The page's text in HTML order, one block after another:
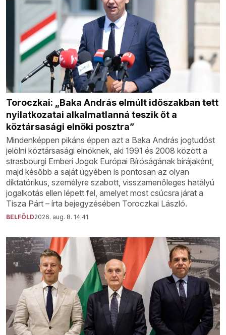
Toroczkai: „Baka András elmúlt időszakban tett
nyilatkozatai alkalmatlanná teszik őt a
köztársasági elnöki posztra”
Mindenképpen pikáns éppen azt a Baka András jogtudóst
jelölni köztársasági elnöknek, aki 1991 és 2008 között a
strasbourgi Emberi Jogok Európai Bíróságának bírájaként,
majd később a saját ügyében is pontosan az olyan
diktatórikus, személyre szabott, visszamenőleges hatályú
jogalkotás ellen lépett fel, amelyet most csúcsra járat a
Tisza Párt – írta bejegyzésében Toroczkai László.
BELFÖLD2026. aug. 8. 14:41